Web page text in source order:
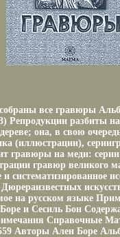
все гравюры
Репродукции разбиты
она, в свою
(иллюстрации),
гравюры на меди:
гравюр великого
и систематизированное
на русском языке
и Сесиль Бон
Справочные
Авторы Ален Боре